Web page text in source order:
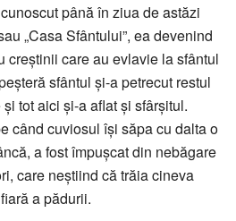
până în ziua de astăzi
„Casa Sfântului”, ea devenind
creștinii care au evlavie la sfântul
sfântul și-a petrecut restul
tot aici și-a aflat și sfârșitul.
când cuviosul își săpa cu dalta o
a fost împușcat din nebăgare
care neștiind că trăia cineva
a pădurii.